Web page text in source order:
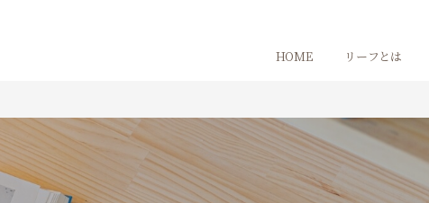
HOME リーフとは